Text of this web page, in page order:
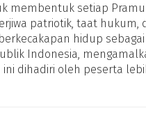
membentuk setiap
patriotik, taat hukum,
hidup
Indonesia,
dihadiri oleh peserta